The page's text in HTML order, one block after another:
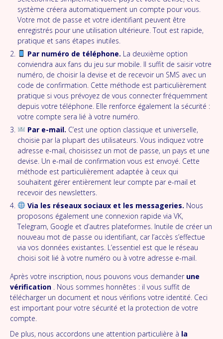
système créera automatiquement un compte pour vous.
Votre mot de passe et votre identifiant peuvent être
enregistrés pour une utilisation ultérieure. Tout est rapide,
pratique et sans étapes inutiles.
Par numéro de téléphone. La deuxième option
conviendra aux fans du jeu sur mobile. Il suffit de saisir votre
numéro, de choisir la devise et de recevoir un SMS avec un
code de confirmation. Cette méthode est particulièrement
pratique si vous prévoyez de vous connecter fréquemment
depuis votre téléphone. Elle renforce également la sécurité :
votre compte sera lié à votre numéro.
Par e-mail. C’est une option classique et universelle,
choisie par la plupart des utilisateurs. Vous indiquez votre
adresse e-mail, choisissez un mot de passe, un pays et une
devise. Un e-mail de confirmation vous est envoyé. Cette
méthode est particulièrement adaptée à ceux qui
souhaitent gérer entièrement leur compte par e-mail et
recevoir des newsletters.
Via les réseaux sociaux et les messageries. Nous
proposons également une connexion rapide via VK,
Telegram, Google et d’autres plateformes. Inutile de créer un
nouveau mot de passe ou identifiant, car l’accès s’effectue
via vos données existantes. L’essentiel est que le réseau
choisi soit lié à votre numéro ou à votre adresse e-mail.
Après votre inscription, nous pouvons vous demander une
vérification . Nous sommes honnêtes : il vous suffit de
télécharger un document et nous vérifions votre identité. Ceci
est important pour votre sécurité et la protection de votre
compte.
De plus, nous accordons une attention particulière à la